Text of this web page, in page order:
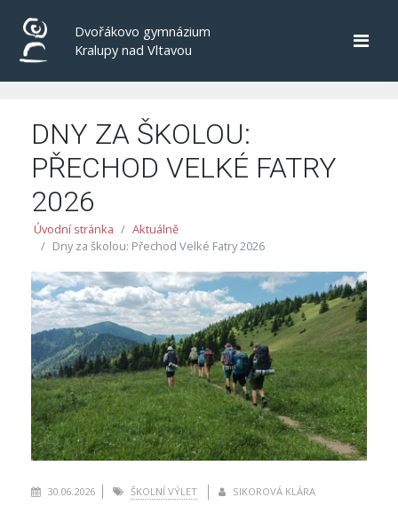
Dvořákovo gymnázium
Kralupy nad Vltavou
DNY ZA ŠKOLOU:
PŘECHOD VELKÉ FATRY
2026
Úvodní stránka
Aktuálně
Dny za školou: Přechod Velké Fatry 2026
30.06.2026 ŠKOLNÍ VÝLET SIKOROVÁ KLÁRA